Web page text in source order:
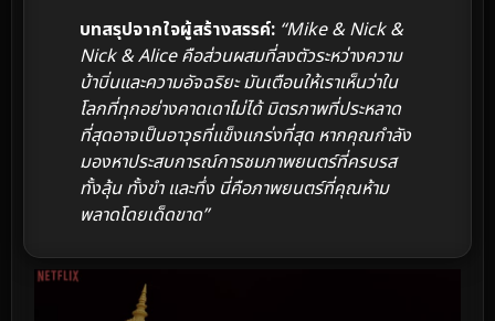
บทสรุปจากใจผู้สร้างสรรค์: “Mike & Nick &
Nick & Alice คือส่วนผสมที่ลงตัวระหว่างความ
บ้าบิ่นและความอัจฉริยะ มันเตือนให้เราเห็นว่าใน
โลกที่ทุกอย่างคาดเดาไม่ได้ มิตรภาพที่ประหลาด
ที่สุดอาจเป็นอาวุธที่แข็งแกร่งที่สุด หากคุณกำลัง
มองหาประสบการณ์การชมภาพยนตร์ที่ครบรส
ทั้งลุ้น ทั้งขำ และทึ่ง นี่คือภาพยนตร์ที่คุณห้าม
พลาดโดยเด็ดขาด”